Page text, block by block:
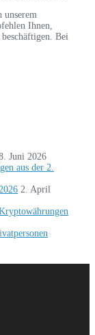
unserem
Ihnen,
Bei
Juni 2026
aus der 2.
2. April